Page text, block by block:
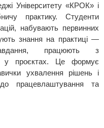
Університету «КРОК» і
практику. Студенти
набувають первинних
знання на практиці —
працюють з
у проєктах. Це формує
ухвалення рішень і
працевлаштування та